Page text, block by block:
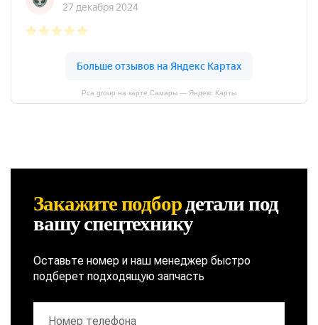
Pca group на карте Самары — Яндекс Карты
Закажите подбордеталипод
вашу спецтехнику
Оставьте номер и наш менеджер быстро
подберет подходящую запчасть